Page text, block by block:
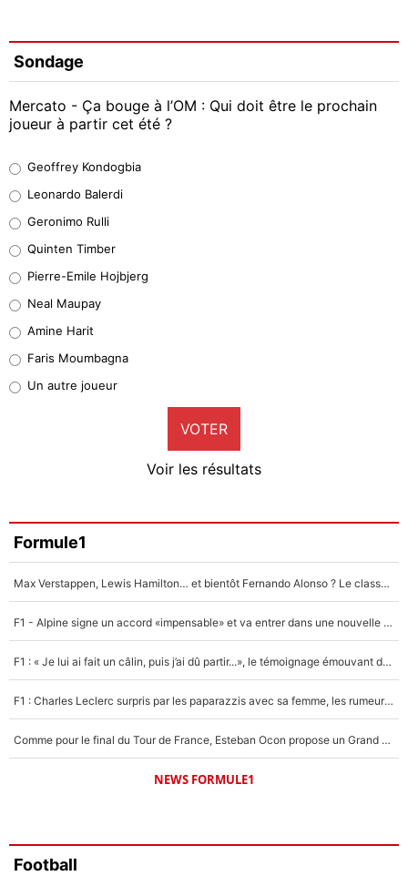
Sondage
Mercato - Ça bouge à l’OM : Qui doit être le prochain
joueur à partir cet été ?
38%
32%
5%
1%
9%
Faris Moumbagna
4%
Un autre joueur
5%
Geoffrey Kondogbia
Leonardo Balerdi
Geronimo Rulli
Quinten Timber
Pierre-Emile Hojbjerg
Neal Maupay
Amine Harit
Faris Moumbagna
Un autre joueur
VOTER
Voir les résultats
Formule1
Max Verstappen, Lewis Hamilton… et bientôt Fernando Alonso ? Le classement des pilotes les mieux payés en Formule 1 risque de changer !
F1 - Alpine signe un accord «impensable» et va entrer dans une nouvelle dimension : Grande nouvelle pour Pierre Gasly !
F1 : « Je lui ai fait un câlin, puis j’ai dû partir...», le témoignage émouvant de Max Verstappen sur sa fille
F1 : Charles Leclerc surpris par les paparazzis avec sa femme, les rumeurs étaient vraies !
Comme pour le final du Tour de France, Esteban Ocon propose un Grand Prix de Formule 1 à Paris : «Autour de l’Arc de Triomphe, ce serait génial» !
NEWS FORMULE1
Football